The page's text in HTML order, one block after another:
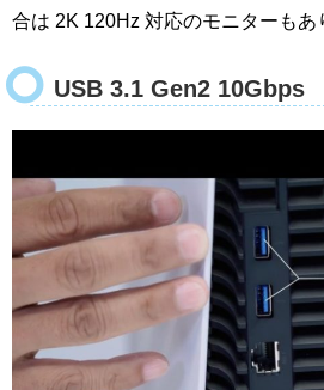
合は 2K 120Hz 対応のモニターもあ
USB 3.1 Gen2 10Gbps